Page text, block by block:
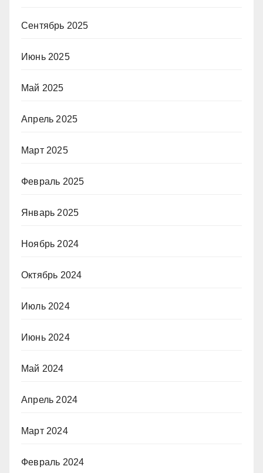
Сентябрь 2025
Июнь 2025
Май 2025
Апрель 2025
Март 2025
Февраль 2025
Январь 2025
Ноябрь 2024
Октябрь 2024
Июль 2024
Июнь 2024
Май 2024
Апрель 2024
Март 2024
Февраль 2024